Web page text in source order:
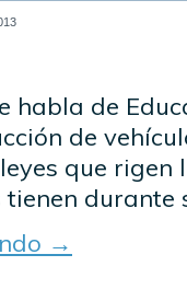
habla de
de
que rigen
durante
→